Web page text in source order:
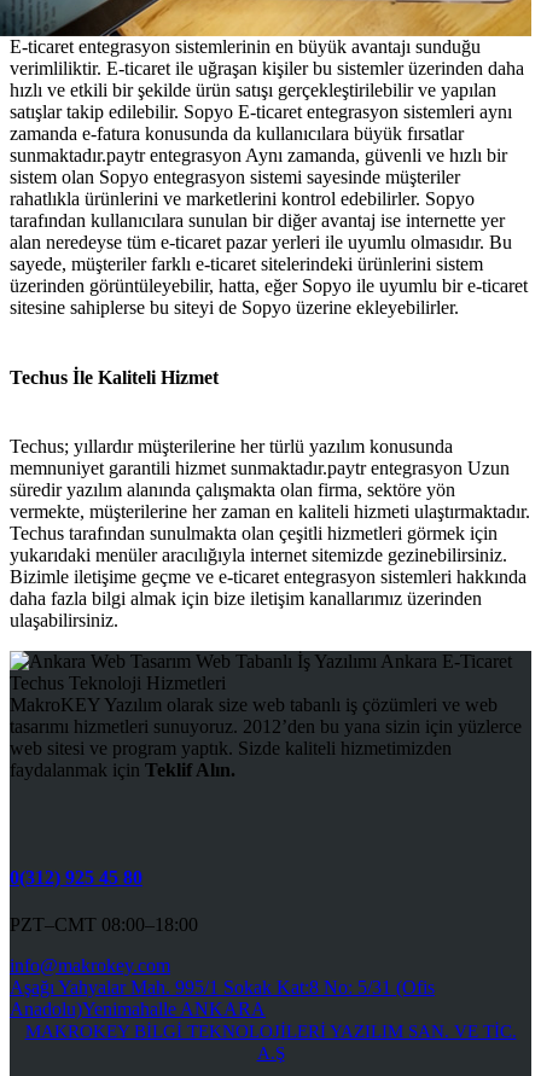
E-ticaret entegrasyon sistemlerinin en büyük avantajı sunduğu
verimliliktir. E-ticaret ile uğraşan kişiler bu sistemler üzerinden daha
hızlı ve etkili bir şekilde ürün satışı gerçekleştirilebilir ve yapılan
satışlar takip edilebilir. Sopyo E-ticaret entegrasyon sistemleri aynı
zamanda e-fatura konusunda da kullanıcılara büyük fırsatlar
sunmaktadır.paytr entegrasyon Aynı zamanda, güvenli ve hızlı bir
sistem olan Sopyo entegrasyon sistemi sayesinde müşteriler
rahatlıkla ürünlerini ve marketlerini kontrol edebilirler. Sopyo
tarafından kullanıcılara sunulan bir diğer avantaj ise internette yer
alan neredeyse tüm e-ticaret pazar yerleri ile uyumlu olmasıdır. Bu
sayede, müşteriler farklı e-ticaret sitelerindeki ürünlerini sistem
üzerinden görüntüleyebilir, hatta, eğer Sopyo ile uyumlu bir e-ticaret
sitesine sahiplerse bu siteyi de Sopyo üzerine ekleyebilirler.
Techus İle Kaliteli Hizmet
Techus; yıllardır müşterilerine her türlü yazılım konusunda
memnuniyet garantili hizmet sunmaktadır.paytr entegrasyon Uzun
süredir yazılım alanında çalışmakta olan firma, sektöre yön
vermekte, müşterilerine her zaman en kaliteli hizmeti ulaştırmaktadır.
Techus tarafından sunulmakta olan çeşitli hizmetleri görmek için
yukarıdaki menüler aracılığıyla internet sitemizde gezinebilirsiniz.
Bizimle iletişime geçme ve e-ticaret entegrasyon sistemleri hakkında
daha fazla bilgi almak için bize iletişim kanallarımız üzerinden
ulaşabilirsiniz.
MakroKEY Yazılım olarak size web tabanlı iş çözümleri ve web
tasarımı hizmetleri sunuyoruz. 2012’den bu yana sizin için yüzlerce
web sitesi ve program yaptık. Sizde kaliteli hizmetimizden
faydalanmak için Teklif Alın.
0(312) 925 45 80
PZT–CMT 08:00–18:00
info@makrokey.com
Aşağı Yahyalar Mah. 995/1 Sokak Kat:8 No: 5/31 (Ofis
Anadolu)Yenimahalle ANKARA
MAKROKEY BİLGİ TEKNOLOJİLERİ YAZILIM SAN. VE TİC.
A.Ş